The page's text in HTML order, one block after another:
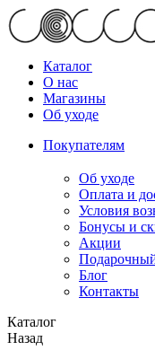
Каталог
О нас
Магазины
Об уходе
Покупателям
Об уходе
Оплата и
Условия
Бонусы и
Акции
Блог
Контакты
Каталог
Назад